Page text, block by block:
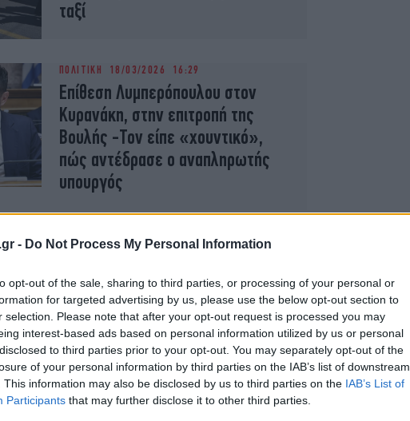
- Do Not Process My Personal Information
opt-out of the sale, sharing to third parties, or processing of your personal or
for targeted advertising by us, please use the below opt-out section to
selection. Please note that after your opt-out request is processed you may
interest-based ads based on personal information utilized by us or personal
to third parties prior to your opt-out. You may separately opt-out of the
of your personal information by third parties on the IAB’s list of downstream
This information may also be disclosed by us to third parties on the IAB’s List of
Participants that may further disclose it to other third parties.
ταξί
ΠΟΛΙΤΙΚΗ 18/03/2026 16:29
Επίθεση Λυμπερόπουλου στον
Κυρανάκη, στην επιτροπή της
Βουλής -Τον είπε «χουντικό»,
πώς αντέδρασε ο αναπληρωτής
υπουργός
Χωρίς ταξί από σήμερα η Αττική
-Τραβούν χειρόφρενο μέχρι και
την Παρασκευή